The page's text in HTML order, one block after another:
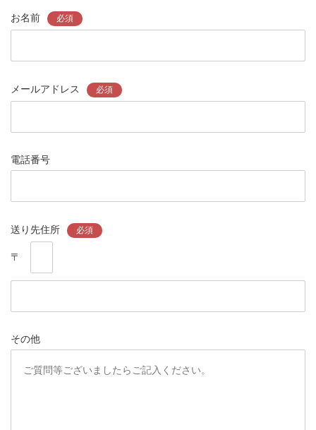
お名前 必須
メールアドレス 必須
電話番号
送り先住所 必須
〒
その他